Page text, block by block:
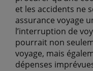
et les accidents ne
assurance voyage
l’interruption de
pourrait non
voyage, mais
dépenses